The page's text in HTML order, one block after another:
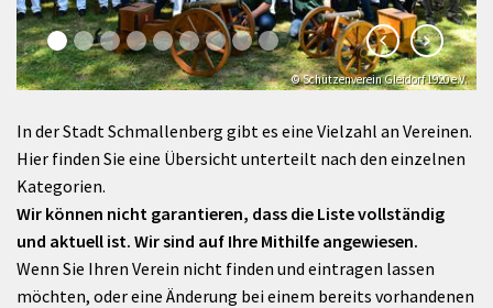
© Schützenverein Gleidorf 1920 e.V.
In der Stadt Schmallenberg gibt es eine Vielzahl an Vereinen.
Hier finden Sie eine Übersicht unterteilt nach den einzelnen
Kategorien.
Wir können nicht garantieren, dass die Liste vollständig
und aktuell ist. Wir sind auf Ihre Mithilfe angewiesen.
Wenn Sie Ihren Verein nicht finden und eintragen lassen
möchten, oder eine Änderung bei einem bereits vorhandenen